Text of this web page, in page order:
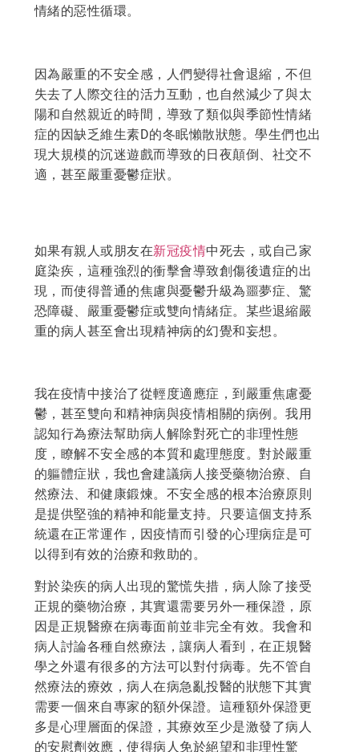
情緒的惡性循環。
因為嚴重的不安全感，人們變得社會退縮，不但
失去了人際交往的活力互動，也自然減少了與太
陽和自然親近的時間，導致了類似與季節性情緒
症的因缺乏維生素D的冬眠懶散狀態。學生們也出
現大規模的沉迷遊戲而導致的日夜顛倒、社交不
適，甚至嚴重憂鬱症狀。
如果有親人或朋友在新冠疫情中死去，或自己家
庭染疾，這種強烈的衝擊會導致創傷後遺症的出
現，而使得普通的焦慮與憂鬱升級為噩夢症、驚
恐障礙、嚴重憂鬱症或雙向情緒症。某些退縮嚴
重的病人甚至會出現精神病的幻覺和妄想。
我在疫情中接治了從輕度適應症，到嚴重焦慮憂
鬱，甚至雙向和精神病與疫情相關的病例。我用
認知行為療法幫助病人解除對死亡的非理性態
度，瞭解不安全感的本質和處理態度。對於嚴重
的軀體症狀，我也會建議病人接受藥物治療、自
然療法、和健康鍛煉。不安全感的根本治療原則
是提供堅強的精神和能量支持。只要這個支持系
統還在正常運作，因疫情而引發的心理病症是可
以得到有效的治療和救助的。
對於染疾的病人出現的驚慌失措，病人除了接受
正規的藥物治療，其實還需要另外一種保證，原
因是正規醫療在病毒面前並非完全有效。我會和
病人討論各種自然療法，讓病人看到，在正規醫
學之外還有很多的方法可以對付病毒。先不管自
然療法的療效，病人在病急亂投醫的狀態下其實
需要一個來自專家的額外保證。這種額外保證更
多是心理層面的保證，其療效至少是激發了病人
的安慰劑效應，使得病人免於絕望和非理性驚